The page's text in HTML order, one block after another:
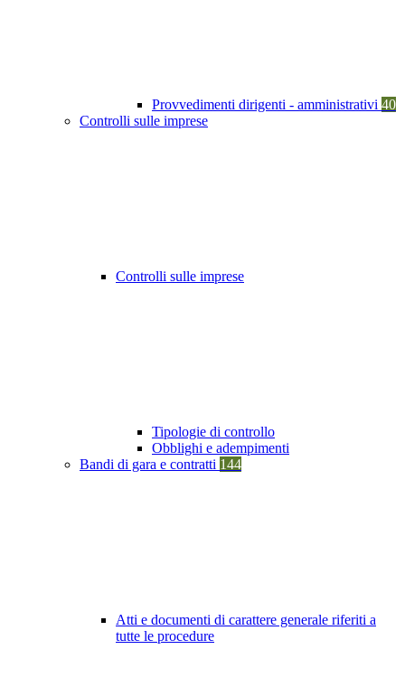
Provvedimenti dirigenti - amministrativi 40
Controlli sulle imprese
Controlli sulle imprese
Tipologie di controllo
Obblighi e adempimenti
Bandi di gara e contratti 144
Atti e documenti di carattere generale riferiti a
tutte le procedure